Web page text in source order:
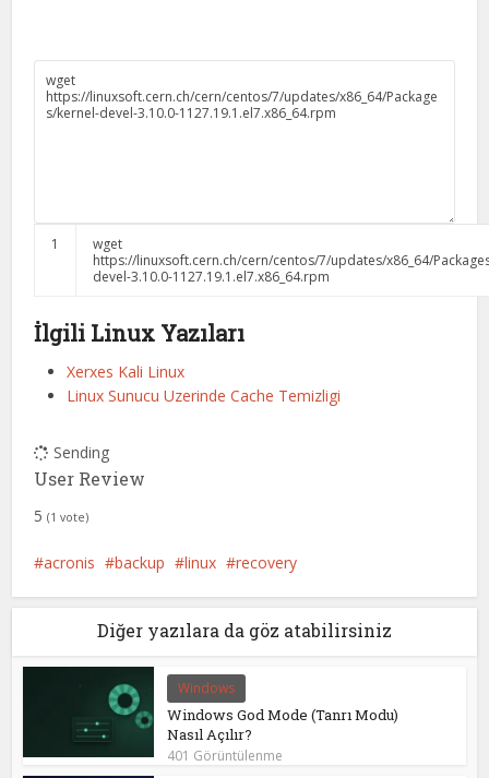
1
wget
https://linuxsoft.cern.ch/cern/centos/7/updates/x86_64/
devel-3.10.0-1127.19.1.el7.x86_64.rpm
İlgili Linux Yazıları
Xerxes Kali Linux
Linux Sunucu Uzerinde Cache Temizligi
Sending
User Review
5 (1 vote)
acronis backup linux recovery
Diğer yazılara da göz atabilirsiniz
Windows
Windows God Mode (Tanrı Modu)
Nasıl Açılır?
401 Görüntülenme